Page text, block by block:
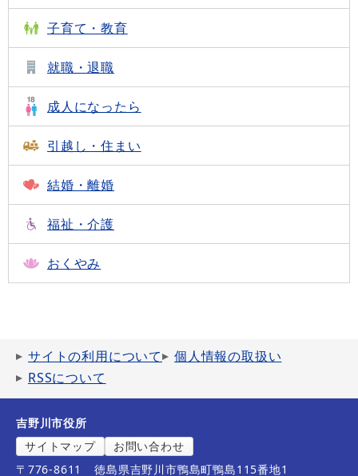
子育て・教育
就職・退職
成人になったら
引越し・住まい
結婚・離婚
福祉・介護
おくやみ
サイトの利用について
個人情報の取扱い
RSSについて
吉野川市役所
サイトマップ
お問い合わせ
〒776-8611
徳島県吉野川市鴨島町鴨島115番地1